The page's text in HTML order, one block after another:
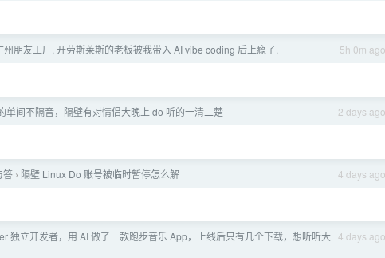
5h 0m ago
州朋友工厂, 开劳斯莱斯的老板被我带入 AI vibe coding 后上瘾了.
2 days ago
单间不隔音，隔壁有对情侣大晚上 do 听的一清二楚
4 days ago
答 › 隔壁 Linux Do 账号被临时暂停怎么解
4 days ago
独立开发者，用 AI 做了一款跑步音乐 App，上线后只有几个下载，想听听大